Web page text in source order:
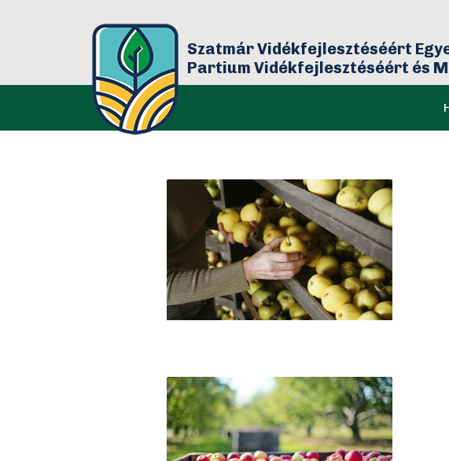
Szatmár Vidékfejlesztéséért
Partium Vidékfejlesztéséért és